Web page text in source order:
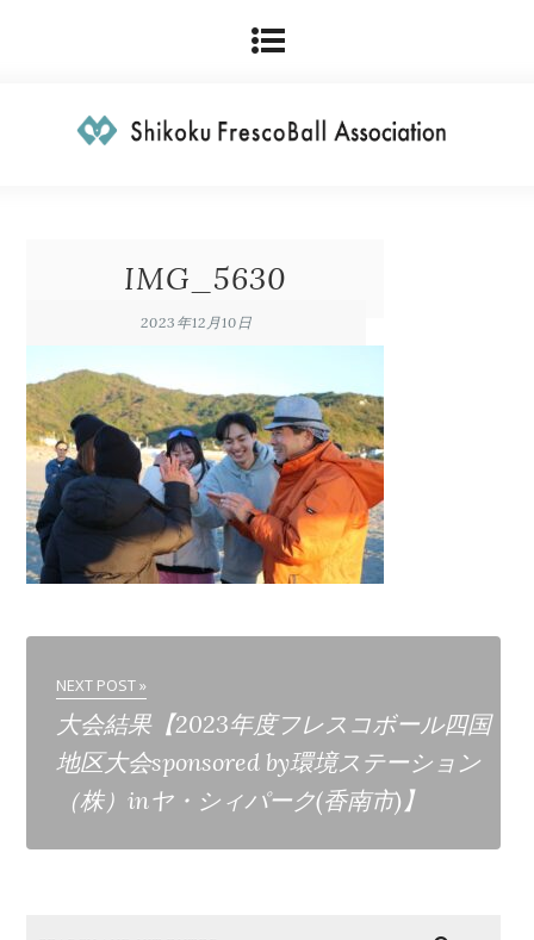
IMG_5630
2023年12月10日
NEXT POST »
大会結果【2023年度フレスコボール四国
地区大会sponsored by環境ステーション
（株）inヤ・シィパーク(香南市)】